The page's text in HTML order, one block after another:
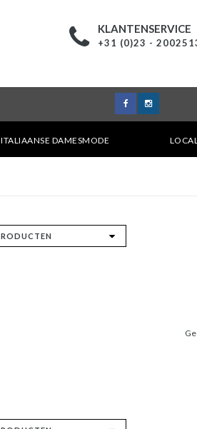
KLANTENSERVICE
+31 (0)23 -
ITALIAANSE DAMESMODE